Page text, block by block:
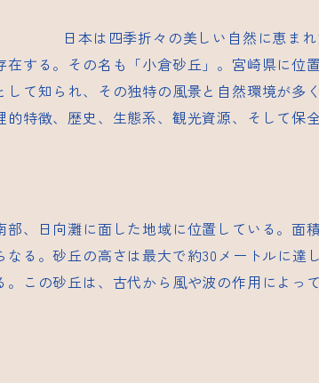
日本は四季折々の美しい自然に恵ま
在する。その名も「小倉砂丘」。宮崎県に位
して知られ、その独特の風景と自然環境が多
特徴、歴史、生態系、観光資源、そして保
、日向灘に面した地域に位置している。面
なる。砂丘の高さは最大で約30メートルに達
。この砂丘は、古代から風や波の作用によっ